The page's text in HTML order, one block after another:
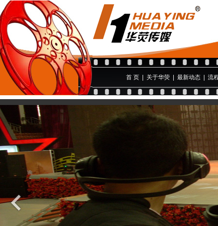
首 页| 关于华荧| 最新动态| 流